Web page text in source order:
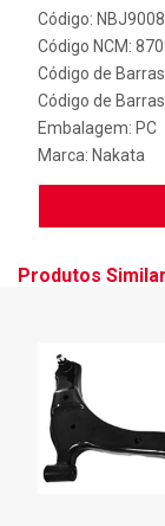
Código:
Código NCM:
Código de
Código de
Embalagem: PC
Marca: Nakata
Produtos